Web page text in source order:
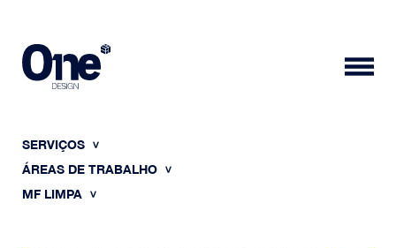
SERVIÇOS
ÁREAS DE TRABALHO
MF LIMPA